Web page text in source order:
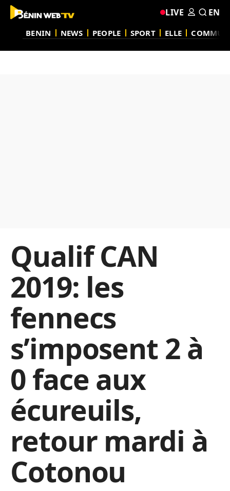
BENIN NEWS PEOPLE SPORT ELLE
LIVE EN
Qualif CAN
2019: les
fennecs
s’imposent 2 à
0 face aux
écureuils,
retour mardi à
Cotonou